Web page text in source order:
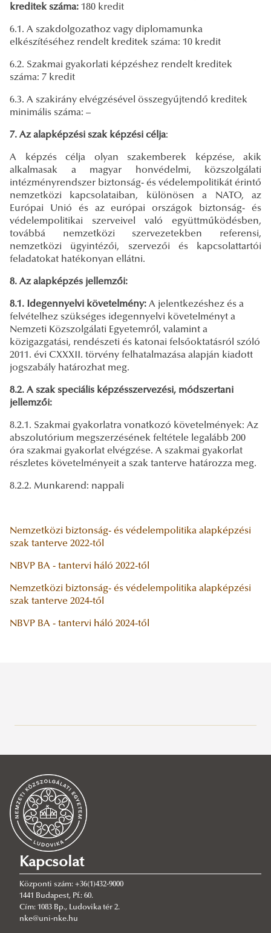
Katonai vezető
Katonai infokommunikáció
Katonai logisztika
Állami légiközlekedés
Nemzetközi biztonság és védelempolitikai alapképzési
szak
Mesterképzés
Katonai vezető
Katonai üzemeltetés
PhD képzés
Hadtudományi Doktori Iskola
Felvételi 2026
kreditek száma: 180 kredit
6.1. A szakdolgozathoz vagy diplomamunka
elkészítéséhez rendelt kreditek száma: 10 kredit
6.2. Szakmai gyakorlati képzéshez rendelt kreditek
száma: 7 kredit
6.3. A szakirány elvégzésével összegyűjtendő kreditek
minimális száma: –
7. Az alapképzési szak képzési célja:
A képzés célja olyan szakemberek képzése, akik
alkalmasak a magyar honvédelmi, közszolgálati
intézményrendszer biztonság- és védelempolitikát érintő
nemzetközi kapcsolataiban, különösen a NATO, az
Európai Unió és az európai országok biztonság- és
védelempolitikai szerveivel való együttműködésben,
továbbá nemzetközi szervezetekben referensi,
nemzetközi ügyintézői, szervezői és kapcsolattartói
feladatokat hatékonyan ellátni.
8. Az alapképzés jellemzői:
8.1. Idegennyelvi követelmény: A jelentkezéshez és a
felvételhez szükséges idegennyelvi követelményt a
Nemzeti Közszolgálati Egyetemről, valamint a
közigazgatási, rendészeti és katonai felsőoktatásról szóló
2011. évi CXXXII. törvény felhatalmazása alapján kiadott
jogszabály határozhat meg.
8.2. A szak speciális képzésszervezési, módszertani
jellemzői:
8.2.1. Szakmai gyakorlatra vonatkozó követelmények: Az
abszolutórium megszerzésének feltétele legalább 200
óra szakmai gyakorlat elvégzése. A szakmai gyakorlat
részletes követelményeit a szak tanterve határozza meg.
8.2.2. Munkarend: nappali
Nemzetközi biztonság- és védelempolitika alapképzési
szak tanterve 2022-től
NBVP BA - tantervi háló 2022-től
Nemzetközi biztonság- és védelempolitika alapképzési
szak tanterve 2024-től
NBVP BA - tantervi háló 2024-től
Kapcsolat
Központi szám: +36(1)432-9000
1441 Budapest, Pf.: 60.
Cím: 1083 Bp., Ludovika tér 2.
nke@uni-nke.hu